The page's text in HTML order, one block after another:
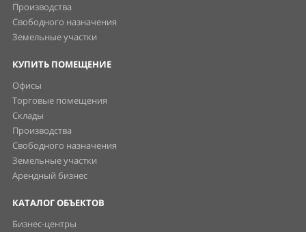
Производства
Свободного назначения
Земельные участки
КУПИТЬ ПОМЕЩЕНИЕ
Офисы
Торговые помещения
Склады
Производства
Свободного назначения
Земельные участки
Арендный бизнес
КАТАЛОГ ОБЪЕКТОВ
Бизнес-центры